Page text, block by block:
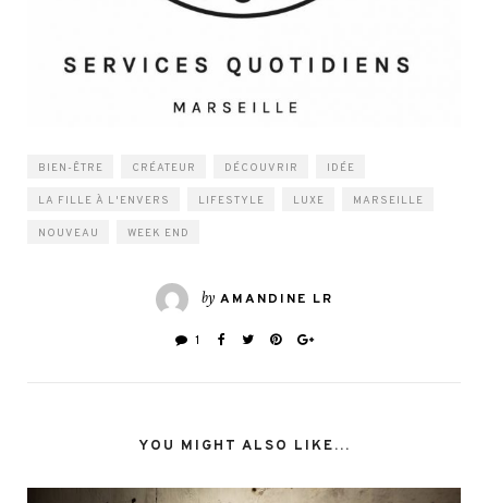
BIEN-ÊTRE CRÉATEUR DÉCOUVRIR IDÉE
LA FILLE À L'ENVERS LIFESTYLE LUXE MARSEILLE
NOUVEAU WEEK END
by AMANDINE LR
1
YOU MIGHT ALSO LIKE...